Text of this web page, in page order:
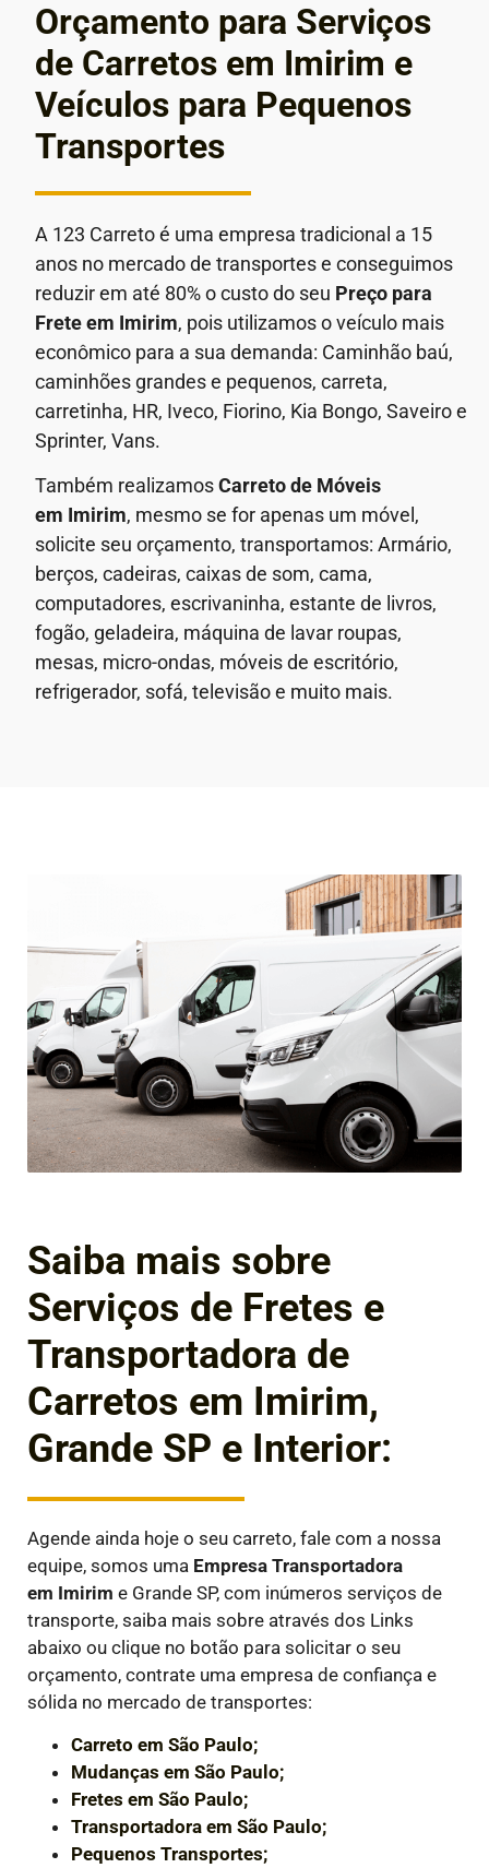
Orçamento para Serviços
de Carretos em Imirim e
Veículos para Pequenos
Transportes
A 123 Carreto é uma empresa tradicional a 15
anos no mercado de transportes e conseguimos
reduzir em até 80% o custo do seu Preço para
Frete em Imirim, pois utilizamos o veículo mais
econômico para a sua demanda: Caminhão baú,
caminhões grandes e pequenos, carreta,
carretinha, HR, Iveco, Fiorino, Kia Bongo, Saveiro e
Sprinter, Vans.
Também realizamosCarreto de Móveis
em Imirim, mesmo se for apenas um móvel,
solicite seu orçamento, transportamos: Armário,
berços, cadeiras, caixas de som, cama,
computadores, escrivaninha, estante de livros,
fogão, geladeira, máquina de lavar roupas,
mesas, micro-ondas, móveis de escritório,
refrigerador, sofá, televisão e muito mais.
Saiba mais sobre
Serviços de Fretes e
Transportadora de
Carretos em Imirim,
Grande SP e Interior:
Agende ainda hoje o seu carreto, fale com a nossa
equipe, somos uma Empresa Transportadora
em Imirim e Grande SP, com inúmeros serviços de
transporte, saiba mais sobre através dos Links
abaixo ou clique no botão para solicitar o seu
orçamento, contrate uma empresa de confiança e
sólida no mercado de transportes:
Carreto em São Paulo;
Mudanças em São Paulo;
Fretes em São Paulo;
Transportadora em São Paulo;
Pequenos Transportes;